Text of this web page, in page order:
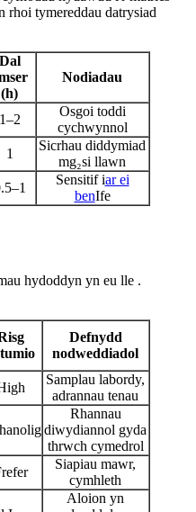
tymereddau datrysiad
Dal
(h)
Nodiadau
1–2
Osgoi toddi
cychwynnol
1
Sicrhau diddymiad
mg₂si llawn
Sensitif iar ei
benIfe
hydoddyn yn eu lle .
Defnydd
nodweddiadol
Samplau labordy,
adrannau tenau
Rhannau
diwydiannol gyda
thrwch cymedrol
Siapiau mawr,
cymhleth
Aloion yn